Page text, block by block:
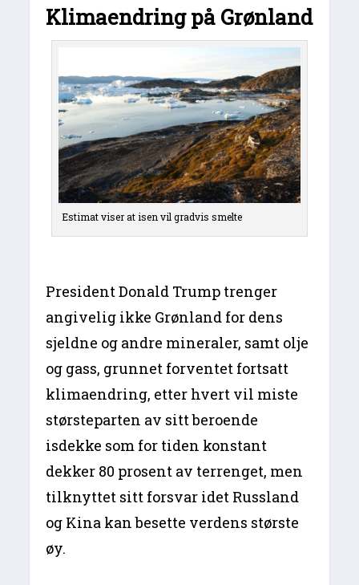
Klimaendring på Grønland
Estimat viser at isen vil gradvis smelte
President Donald Trump trenger
angivelig ikke Grønland for dens
sjeldne og andre mineraler, samt olje
og gass, grunnet forventet fortsatt
klimaendring, etter hvert vil miste
størsteparten av sitt beroende
isdekke som for tiden konstant
dekker 80 prosent av terrenget, men
tilknyttet sitt forsvar idet Russland
og Kina kan besette verdens største
øy.